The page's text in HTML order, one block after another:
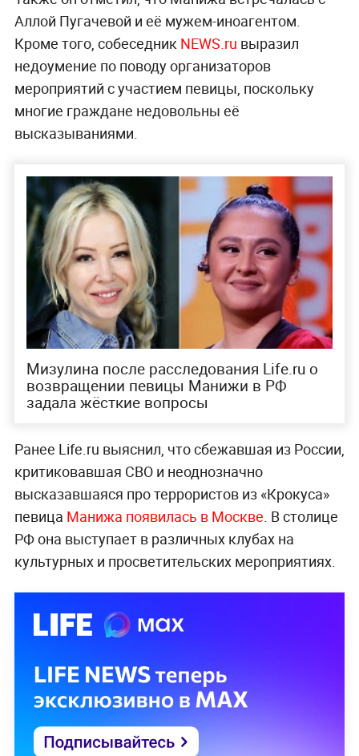
Аллой Пугачевой и её мужем-иноагентом.
Кроме того, собеседник NEWS.ru выразил
недоумение по поводу организаторов
мероприятий с участием певицы, поскольку
многие граждане недовольны её
высказываниями.
Мизулина после расследования Life.ru о
возвращении певицы Манижи в РФ
задала жёсткие вопросы
Ранее Life.ru выяснил, что сбежавшая из России,
критиковавшая СВО и неоднозначно
высказавшаяся про террористов из «Крокуса»
певица Манижа появилась в Москве. В столице
РФ она выступает в различных клубах на
культурных и просветительских мероприятиях.